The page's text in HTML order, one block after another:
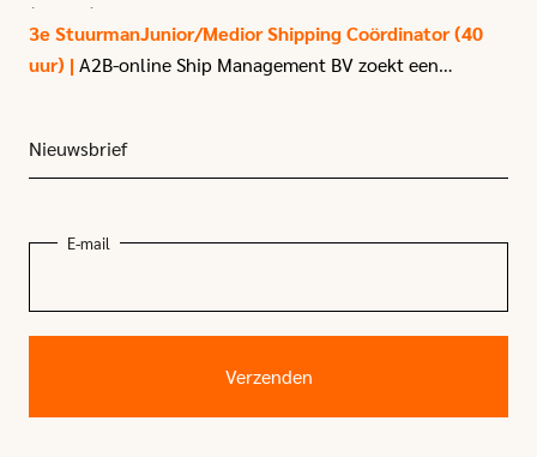
(40 uur) met affiniteit voor logistiek en transport.
3e StuurmanJunior/Medior Shipping Coördinator (40
uur) | A2B-online Ship Management BV zoekt een
Nieuwsbrief
E-mail